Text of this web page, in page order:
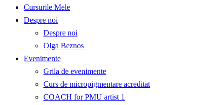
Cursurile Mele
Despre noi
Despre noi
Olga Beznos
Evenimente
Grila de evenimente
Curs de micropigmentare acreditat
COACH for PMU artist 1